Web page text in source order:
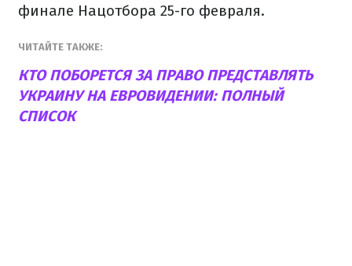
финале Нацотбора 25-го февраля.
ЧИТАЙТЕ ТАКЖЕ:
КТО ПОБОРЕТСЯ ЗА ПРАВО ПРЕДСТАВЛЯТЬ
УКРАИНУ НА ЕВРОВИДЕНИИ: ПОЛНЫЙ
СПИСОК